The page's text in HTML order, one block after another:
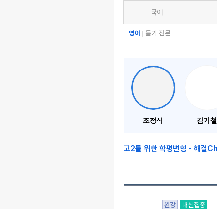
국어
영어 듣기 전문
조정식 김기철
고2를 위한 학평변형 - 해결
완강 내신집중